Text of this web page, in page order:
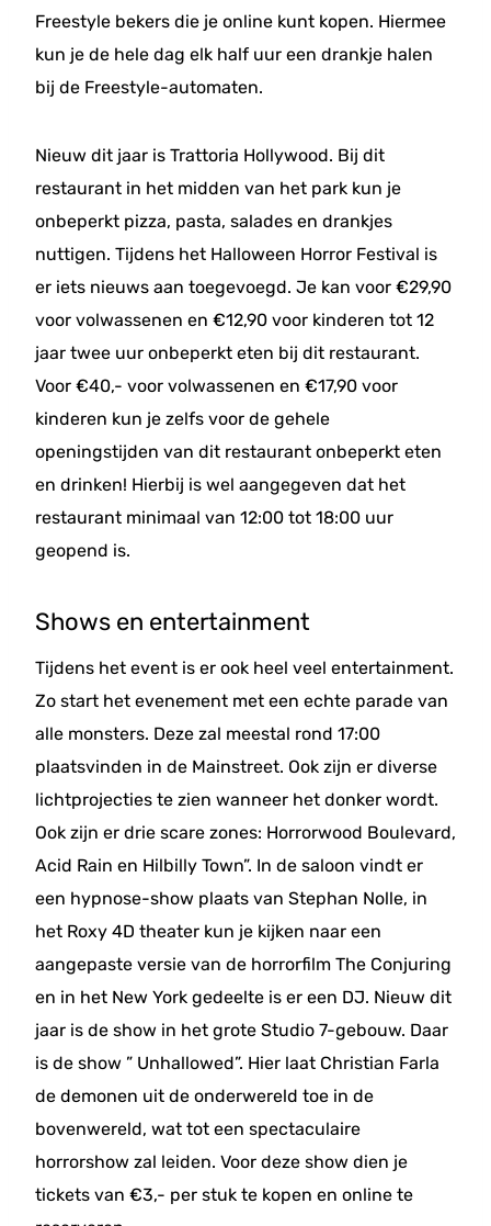
Freestyle bekers die je online kunt kopen. Hiermee
kun je de hele dag elk half uur een drankje halen
bij de Freestyle-automaten.
Nieuw dit jaar is Trattoria Hollywood. Bij dit
restaurant in het midden van het park kun je
onbeperkt pizza, pasta, salades en drankjes
nuttigen. Tijdens het Halloween Horror Festival is
er iets nieuws aan toegevoegd. Je kan voor €29,90
voor volwassenen en €12,90 voor kinderen tot 12
jaar twee uur onbeperkt eten bij dit restaurant.
Voor €40,- voor volwassenen en €17,90 voor
kinderen kun je zelfs voor de gehele
openingstijden van dit restaurant onbeperkt eten
en drinken! Hierbij is wel aangegeven dat het
restaurant minimaal van 12:00 tot 18:00 uur
geopend is.
Shows en entertainment
Tijdens het event is er ook heel veel entertainment.
Zo start het evenement met een echte parade van
alle monsters. Deze zal meestal rond 17:00
plaatsvinden in de Mainstreet. Ook zijn er diverse
lichtprojecties te zien wanneer het donker wordt.
Ook zijn er drie scare zones: Horrorwood Boulevard,
Acid Rain en Hilbilly Town”. In de saloon vindt er
een hypnose-show plaats van Stephan Nolle, in
het Roxy 4D theater kun je kijken naar een
aangepaste versie van de horrorfilm The Conjuring
en in het New York gedeelte is er een DJ. Nieuw dit
jaar is de show in het grote Studio 7-gebouw. Daar
is de show ” Unhallowed”. Hier laat Christian Farla
de demonen uit de onderwereld toe in de
bovenwereld, wat tot een spectaculaire
horrorshow zal leiden. Voor deze show dien je
tickets van €3,- per stuk te kopen en online te